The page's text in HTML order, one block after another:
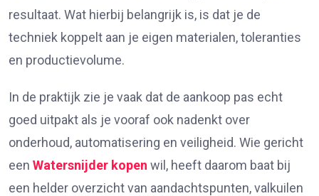
resultaat. Wat hierbij belangrijk is, is dat je de
techniek koppelt aan je eigen materialen, toleranties
en productievolume.
In de praktijk zie je vaak dat de aankoop pas echt
goed uitpakt als je vooraf ook nadenkt over
onderhoud, automatisering en veiligheid. Wie gericht
een Watersnijder kopen wil, heeft daarom baat bij
een helder overzicht van aandachtspunten, valkuilen